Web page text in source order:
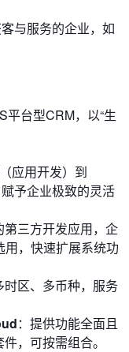
与服务的企业，如
平台型CRM，以“生
应用开发）到
予企业极致的灵活
第三方开发应用，企
用，快速扩展系统功
时区、多币种，服务
：提供功能全面且
，可按需组合。